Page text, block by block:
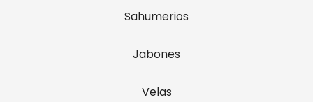
Sahumerios
Jabones
Velas